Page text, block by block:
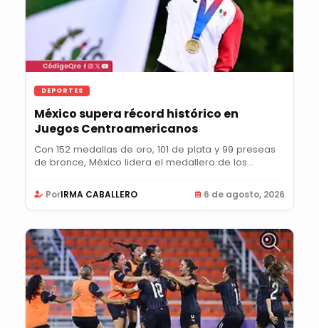
DEPORTES
México supera récord histórico en
Juegos Centroamericanos
Con 152 medallas de oro, 101 de plata y 99 preseas
de bronce, México lidera el medallero de los...
PorIRMA CABALLERO 6 de agosto, 2026